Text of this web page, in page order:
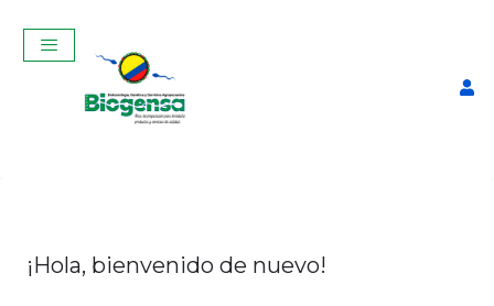
¡Hola, bienvenido de nuevo!